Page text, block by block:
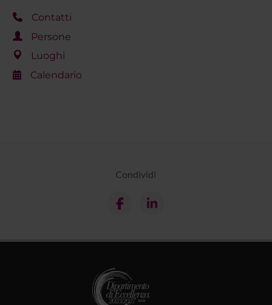
Contatti
Persone
Luoghi
Calendario
Condividi